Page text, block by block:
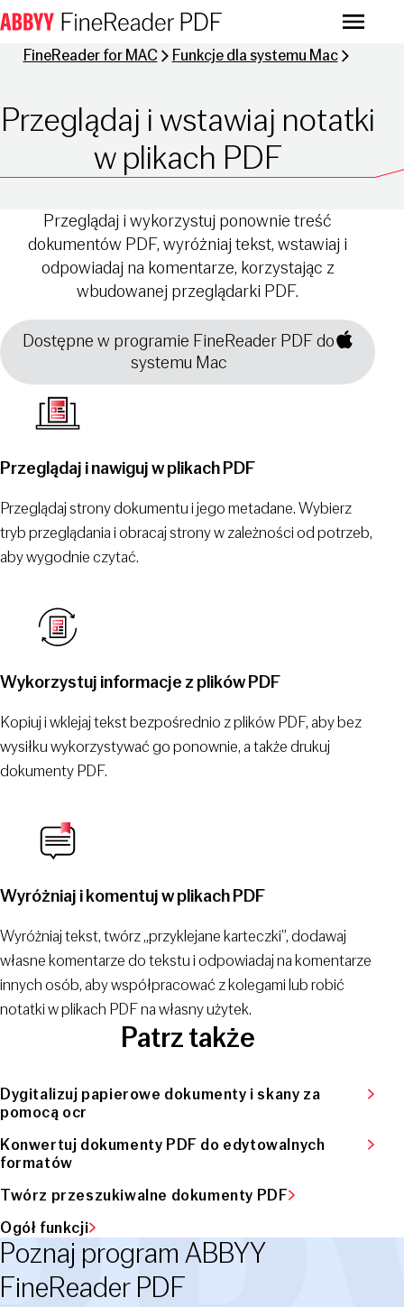
Menu
FineReader for MAC Funkcje dla systemu Mac
Przeglądaj i wstawiaj notatki
w plikach PDF
Przeglądaj i wykorzystuj ponownie treść
dokumentów PDF, wyróżniaj tekst, wstawiaj i
odpowiadaj na komentarze, korzystając z
wbudowanej przeglądarki PDF.
Dostępne w programie FineReader PDF do
systemu Mac
Przeglądaj i nawiguj w plikach PDF
Przeglądaj strony dokumentu i jego metadane. Wybierz
tryb przeglądania i obracaj strony w zależności od potrzeb,
aby wygodnie czytać.
Wykorzystuj informacje z plików PDF
Kopiuj i wklejaj tekst bezpośrednio z plików PDF, aby bez
wysiłku wykorzystywać go ponownie, a także drukuj
dokumenty PDF.
Wyróżniaj i komentuj w plikach PDF
Wyróżniaj tekst, twórz „przyklejane karteczki”, dodawaj
własne komentarze do tekstu i odpowiadaj na komentarze
innych osób, aby współpracować z kolegami lub robić
notatki w plikach PDF na własny użytek.
Patrz także
Dygitalizuj papierowe dokumenty i skany za
pomocą ocr
Konwertuj dokumenty PDF do edytowalnych
formatów
Twórz przeszukiwalne dokumenty PDF
Ogół funkcji
Poznaj program ABBYY
FineReader PDF